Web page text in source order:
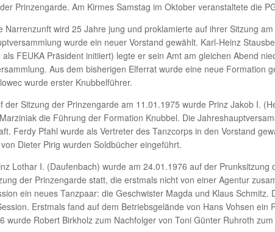
Prinzengarde. Am Kirmes Samstag im Oktober veranstaltete die
Narrenzunft wird 25 Jahre jung und proklamierte auf ihrer Sitzung
wurde ein neuer Vorstand gewählt. Karl-Heinz
FEUKA Präsident initiiert) legte er sein Amt am gleichen Abend
Aus dem bisherigen Elferrat wurde eine neue Formation
wurde erster Knubbelführer.
der Sitzung der Prinzengarde am 11.01.1975 wurde Prinz Jakob I.
die Führung der Formation Knubbel. Die
Ferdy Pfahl wurde als Vertreter des Tanzcorps in den Vorstand
Dieter Pirig wurden Soldbücher eingeführt.
Lothar I. (Daufenbach) wurde am 24.01.1976 auf der
der Prinzengarde statt, die erstmals nicht von einer Agentur
ein neues Tanzpaar: die Geschwister Magda und Klaus
Erstmals fand auf dem Betriebsgelände von Hans Vohsen
wurde Robert Birkholz zum Nachfolger von Toni Günter Ruhroth